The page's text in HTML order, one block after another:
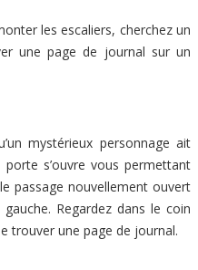
les escaliers, cherchez un
une page de journal sur un
mystérieux personnage ait
s’ouvre vous permettant
passage nouvellement ouvert
Regardez dans le coin
trouver une page de journal.